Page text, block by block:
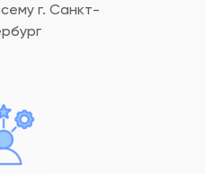
г. Санкт-